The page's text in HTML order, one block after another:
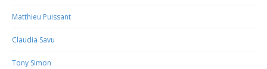
Matthieu Puissant
Claudia Savu
Tony Simon